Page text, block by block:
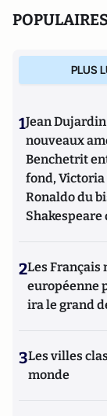
POPULAIRES
PLUS
1Jean
nouveaux
Benchetrit
fond,
Ronaldo du
Shakespeare
2Les Français
européenne
ira le grand
3Les villes
monde